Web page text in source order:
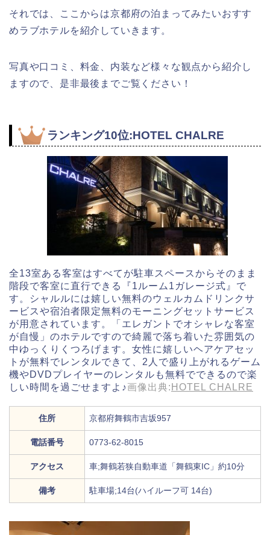
それでは、ここからは京都府の泊まってみたいおすす
めラブホテルを紹介していきます。
写真や口コミ、料金、内装など様々な観点から紹介し
ますので、是非最後までご覧ください！
ランキング10位:HOTEL CHALRE
全13室ある客室はすべてが駐車スペースからそのまま
階段で客室に直行できる『1ルーム1ガレージ式』で
す。シャルルには嬉しい無料のウェルカムドリンクサ
ービスや宿泊者限定無料のモーニングセットサービス
が用意されています。「エレガントでオシャレな客室
が自慢」のホテルですので綺麗で落ち着いた雰囲気の
中ゆっくりくつろげます。女性に嬉しいヘアケアセッ
トが無料でレンタルできて、2人で盛り上がれるゲーム
機やDVDプレイヤーのレンタルも無料でできるので楽
しい時間を過ごせますよ♪画像出典: HOTEL CHALRE
住所 京都府舞鶴市吉坂957
電話番号 0773-62-8015
アクセス 車;舞鶴若狭自動車道「舞鶴東IC」約10分
備考 駐車場;14台(ハイルーフ可 14台)